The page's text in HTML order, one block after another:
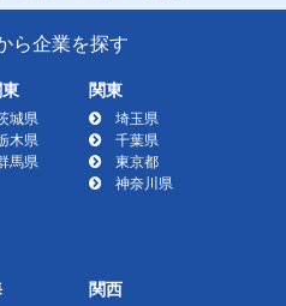
ら企業を探す
城県
木県
馬県
関東
埼玉県
千葉県
東京都
神奈川県
関西